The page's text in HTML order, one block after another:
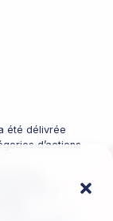
été délivrée
d’actions